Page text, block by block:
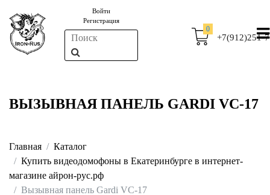
Войти
Регистрация
0
+7(912)251-
ВЫЗЫВНАЯ ПАНЕЛЬ GARDI VC-17
Главная
Каталог
Купить видеодомофоны в Екатеринбурге в интернет-
магазине айрон-рус.рф
Вызывная панель Gardi VC-17